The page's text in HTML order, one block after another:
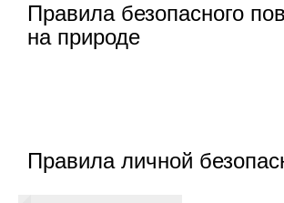
Правила безопасного
на природе
Правила личной